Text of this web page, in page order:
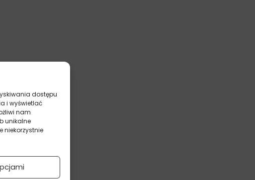
dostępu
i wyświetlać
nam
unikalne
niekorzystnie